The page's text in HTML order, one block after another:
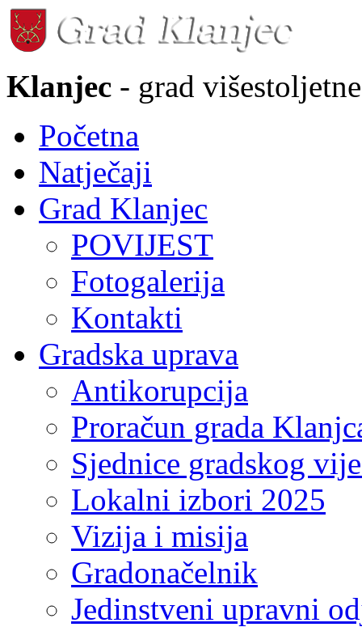
Klanjec - grad
Početna
Natječaji
Grad Klanjec
POVIJEST
Fotogalerija
Kontakti
Gradska uprava
Antikorupcija
Proračun grada
Sjednice gradskog
Lokalni izbori 2025
Vizija i misija
Gradonačelnik
Jedinstveni upravni